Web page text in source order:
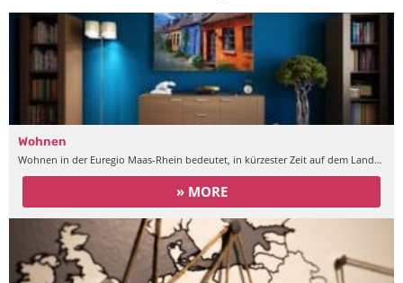
Wohnen
Wohnen in der Euregio Maas-Rhein bedeutet, in kürzester Zeit auf dem Land…
» MORE